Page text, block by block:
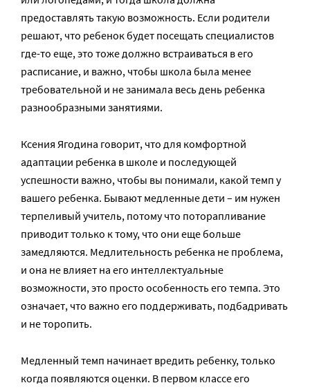
предоставлять такую возможность. Если родители
решают, что ребенок будет посещать специалистов
где-то еще, это тоже должно встраиваться в его
расписание, и важно, чтобы школа была менее
требовательной и не занимала весь день ребенка
разнообразными занятиями.
Ксения Ягодина говорит, что для комфортной
адаптации ребенка в школе и последующей
успешности важно, чтобы вы понимали, какой темп у
вашего ребенка. Бывают медленные дети – им нужен
терпеливый учитель, потому что поторапливание
приводит только к тому, что они еще больше
замедляются. Медлительность ребенка не проблема,
и она не влияет на его интеллектуальные
возможности, это просто особенность его темпа. Это
означает, что важно его поддерживать, подбадривать
и не торопить.
Медленный темп начинает вредить ребенку, только
когда появляются оценки. В первом классе его